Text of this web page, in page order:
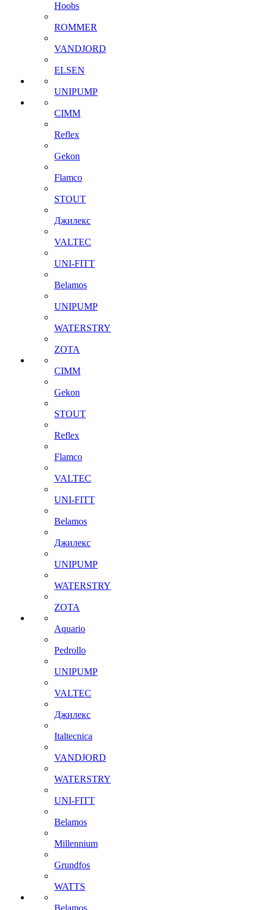
Hoobs
ROMMER
VANDJORD
ELSEN
UNIPUMP
CIMM
Reflex
Gekon
Flamco
STOUT
Джилекс
VALTEC
UNI-FITT
Belamos
UNIPUMP
WATERSTRY
ZOTA
CIMM
Gekon
STOUT
Reflex
Flamco
VALTEC
UNI-FITT
Belamos
Джилекс
UNIPUMP
WATERSTRY
ZOTA
Aquario
Pedrollo
UNIPUMP
VALTEC
Джилекс
Italtecnica
VANDJORD
WATERSTRY
UNI-FITT
Belamos
Millennium
Grundfos
WATTS
Belamos